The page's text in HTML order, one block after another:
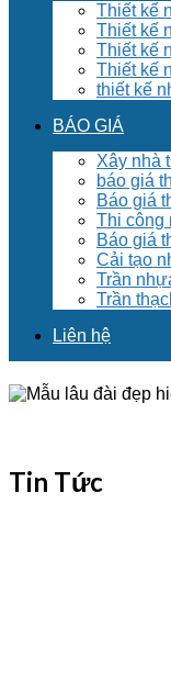
Thiết kế
Thiết kế
Thiết kế
Thiết kế
thiết kế
BÁO GIÁ
Xây nhà
báo giá
Báo giá
Thi công
Báo giá
Cải tạo
Trần
Trần
Liên hệ
Tin Tức